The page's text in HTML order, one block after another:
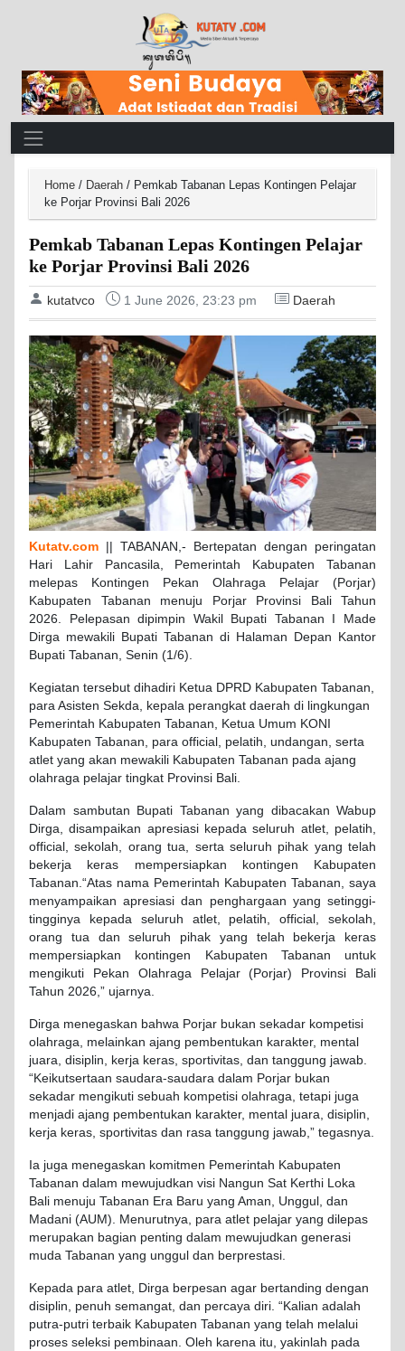
Main Navigation
Home / Daerah / Pemkab Tabanan Lepas Kontingen Pelajar
ke Porjar Provinsi Bali 2026
Pemkab Tabanan Lepas Kontingen Pelajar
ke Porjar Provinsi Bali 2026
kutatvco 1 June 2026, 23:23 pm Daerah
Kutatv.com
|| TABANAN,- Bertepatan dengan peringatan
Hari Lahir Pancasila, Pemerintah Kabupaten Tabanan
melepas Kontingen Pekan Olahraga Pelajar (Porjar)
Kabupaten Tabanan menuju Porjar Provinsi Bali Tahun
2026. Pelepasan dipimpin Wakil Bupati Tabanan I Made
Dirga mewakili Bupati Tabanan di Halaman Depan Kantor
Bupati Tabanan, Senin (1/6).
Kegiatan tersebut dihadiri Ketua DPRD Kabupaten Tabanan,
para Asisten Sekda, kepala perangkat daerah di lingkungan
Pemerintah Kabupaten Tabanan, Ketua Umum KONI
Kabupaten Tabanan, para official, pelatih, undangan, serta
atlet yang akan mewakili Kabupaten Tabanan pada ajang
olahraga pelajar tingkat Provinsi Bali.
Dalam sambutan Bupati Tabanan yang dibacakan Wabup
Dirga, disampaikan apresiasi kepada seluruh atlet, pelatih,
official, sekolah, orang tua, serta seluruh pihak yang telah
bekerja keras mempersiapkan kontingen Kabupaten
Tabanan.“Atas nama Pemerintah Kabupaten Tabanan, saya
menyampaikan apresiasi dan penghargaan yang setinggi-
tingginya kepada seluruh atlet, pelatih, official, sekolah,
orang tua dan seluruh pihak yang telah bekerja keras
mempersiapkan kontingen Kabupaten Tabanan untuk
mengikuti Pekan Olahraga Pelajar (Porjar) Provinsi Bali
Tahun 2026,” ujarnya.
Dirga menegaskan bahwa Porjar bukan sekadar kompetisi
olahraga, melainkan ajang pembentukan karakter, mental
juara, disiplin, kerja keras, sportivitas, dan tanggung jawab.
“Keikutsertaan saudara-saudara dalam Porjar bukan
sekadar mengikuti sebuah kompetisi olahraga, tetapi juga
menjadi ajang pembentukan karakter, mental juara, disiplin,
kerja keras, sportivitas dan rasa tanggung jawab,” tegasnya.
Ia juga menegaskan komitmen Pemerintah Kabupaten
Tabanan dalam mewujudkan visi Nangun Sat Kerthi Loka
Bali menuju Tabanan Era Baru yang Aman, Unggul, dan
Madani (AUM). Menurutnya, para atlet pelajar yang dilepas
merupakan bagian penting dalam mewujudkan generasi
muda Tabanan yang unggul dan berprestasi.
Kepada para atlet, Dirga berpesan agar bertanding dengan
disiplin, penuh semangat, dan percaya diri. “Kalian adalah
putra-putri terbaik Kabupaten Tabanan yang telah melalui
proses seleksi pembinaan. Oleh karena itu, yakinlah pada